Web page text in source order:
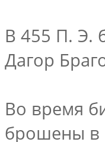
В 455 П. Э.
Дагор
Во время
брошены в